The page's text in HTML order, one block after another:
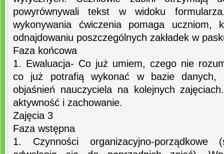
powyrównywali tekst w widoku
wykonywania ćwiczenia pomaga uczniom,
odnajdowaniu poszczególnych zakładek w
Faza końcowa
1. Ewaluacja- Co już umiem, czego nie
co już potrafią wykonać w bazie danych,
objaśnień nauczyciela na kolejnych
aktywność i zachowanie.
Zajęcia 3
Faza wstępna
1. Czynności organizacyjno-porządkowe